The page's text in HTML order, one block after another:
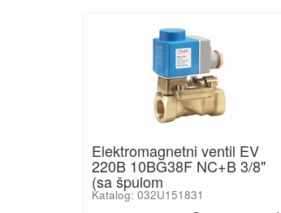
Elektromagnetni ventil EV
220B 10BG38F NC+B 3/8"
(sa špulom
Katalog: 032U151831